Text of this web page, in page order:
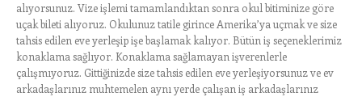
alıyorsunuz. Vize işlemi tamamlandıktan sonra okul bitiminize göre
uçak bileti alıyoruz. Okulunuz tatile girince Amerika’ya uçmak ve size
tahsis edilen eve yerleşip işe başlamak kalıyor. Bütün iş seçeneklerimiz
konaklama sağlıyor. Konaklama sağlamayan işverenlerle
çalışmıyoruz. Gittiğinizde size tahsis edilen eve yerleşiyorsunuz ve ev
arkadaşlarınız muhtemelen aynı yerde çalışan iş arkadaşlarınız